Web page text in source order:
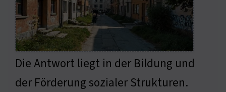
Die Antwort liegt in der Bildung und
der Förderung sozialer Strukturen.